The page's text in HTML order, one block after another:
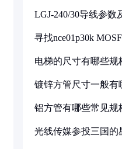
LGJ-240/30导线参数
寻找nce01p30k
电梯的尺寸有哪些规
镀锌方管尺寸一般有
铝方管有哪些常见规
光线传媒参投三国的